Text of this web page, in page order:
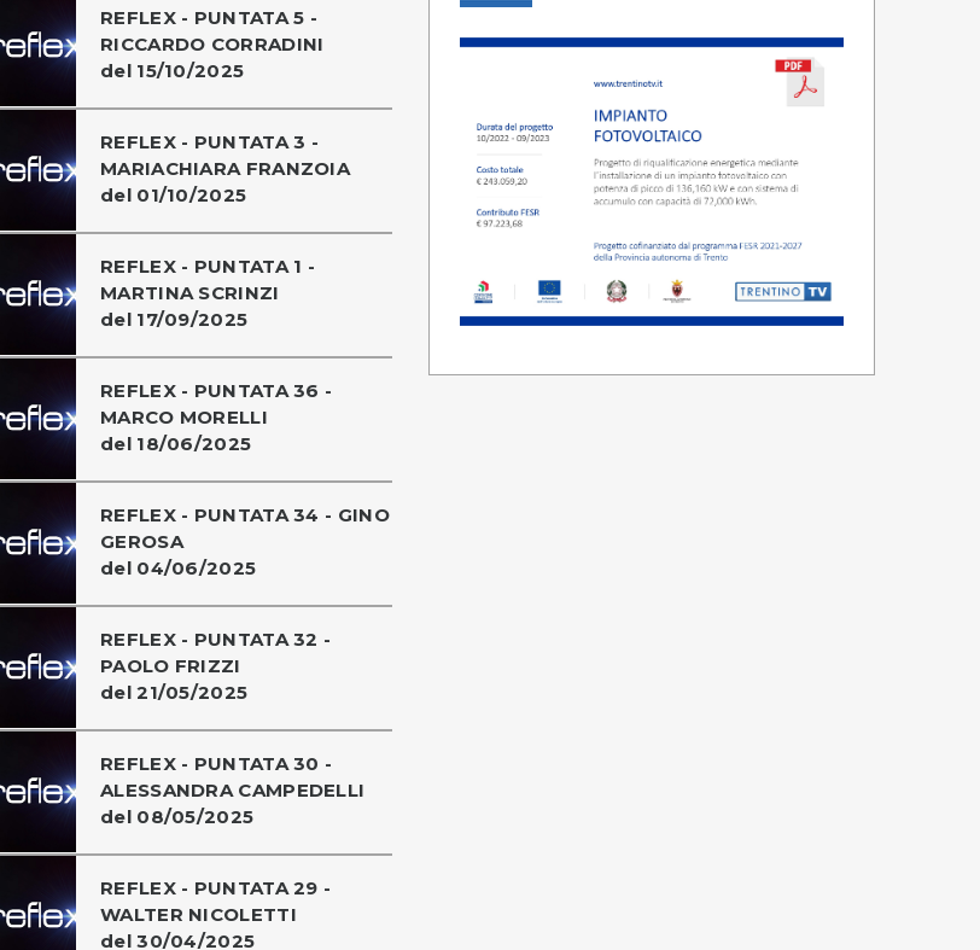
REFLEX - PUNTATA 5 -
RICCARDO CORRADINI
del 15/10/2025
REFLEX - PUNTATA 3 -
MARIACHIARA FRANZOIA
del 01/10/2025
REFLEX - PUNTATA 1 -
MARTINA SCRINZI
del 17/09/2025
REFLEX - PUNTATA 36 -
MARCO MORELLI
del 18/06/2025
REFLEX - PUNTATA 34 - GINO
GEROSA
del 04/06/2025
REFLEX - PUNTATA 32 -
PAOLO FRIZZI
del 21/05/2025
REFLEX - PUNTATA 30 -
ALESSANDRA CAMPEDELLI
del 08/05/2025
REFLEX - PUNTATA 29 -
WALTER NICOLETTI
del 30/04/2025